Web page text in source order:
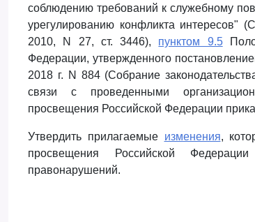
соблюдению требований к служебному
урегулированию конфликта интересов"
2010, N 27, ст. 3446), пунктом 9.5
Федерации, утвержденного
2018 г. N 884 (Собрание
связи с проведенными
просвещения Российской Федерации
Утвердить прилагаемые изменения,
просвещения Российской
правонарушений.